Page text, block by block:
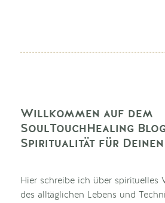
Willkommen auf dem
SoulTouchHealing
Spiritualität für
Hier schreibe ich über spirituelles
des alltäglichen Lebens und